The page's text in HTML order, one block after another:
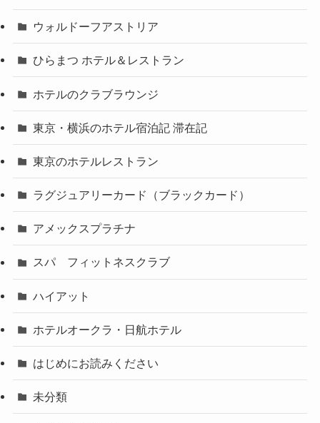
ウォルドーフアストリア
ひらまつ ホテル＆レストラン
ホテルのクラブラウンジ
東京・横浜のホテル宿泊記 滞在記
東京のホテルレストラン
ラグジュアリーカード（ブラックカード）
アメックスプラチナ
スパ フィットネスクラブ
ハイアット
ホテルオークラ・日航ホテル
はじめにお読みください
未分類